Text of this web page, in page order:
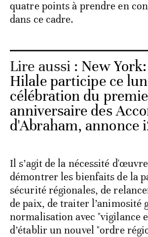
quatre points à prendre en
dans ce cadre.
Lire aussi : New
Hilale participe ce
célébration du
anniversaire des
d'Abraham, annonce
Il s’agit de la nécessité
démontrer les bienfaits de la
sécurité régionales, de
de paix, de traiter l’animosité
normalisation avec "vigilance
d’établir un nouvel "ordre